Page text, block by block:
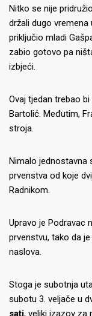
Nitko se nije
držali dugo vremena
priključio mladi
zabio gotovo pa
izbjeći.
Ovaj tjedan trebao
Bartolić. Međutim,
stroja.
Nimalo jednostavna
prvenstva od koje
Radnikom.
Upravo je Podravac
prvenstvu, tako da
naslova.
Stoga je subotnja
subotu 3. veljače u
sati, veliki izazov za